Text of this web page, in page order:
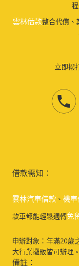
雲林借款整合代償、
立即撥
借款需知：
雲林汽車借款 、 機
款車都能輕鬆週轉免
申辦對象：年滿20歲
大行業攤販皆可辦理。
備註：